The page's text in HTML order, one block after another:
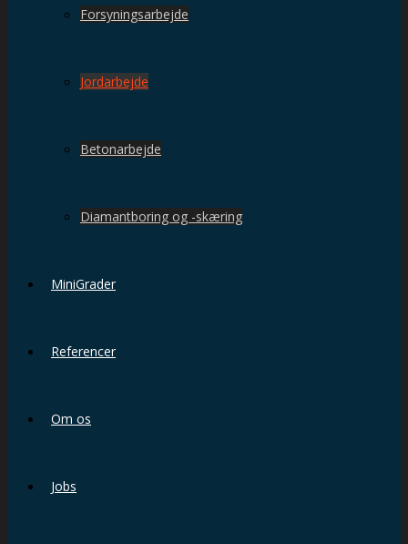
Forsyningsarbejde
Jordarbejde
Betonarbejde
Diamantboring og -skæring
MiniGrader
Referencer
Om os
Jobs